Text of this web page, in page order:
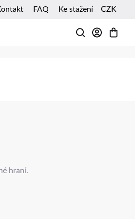
FAQ Ke stažení CZK
hraní.